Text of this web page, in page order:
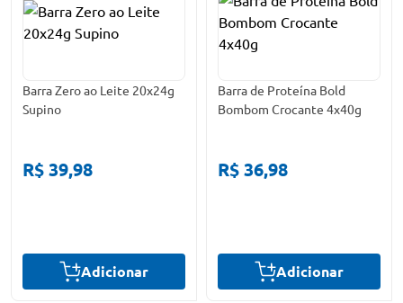
Barra Zero ao Leite 20x24g
Supino
R$ 39,98
Adicionar
Barra de Proteína Bold
Bombom Crocante 4x40g
R$ 36,98
Adicionar